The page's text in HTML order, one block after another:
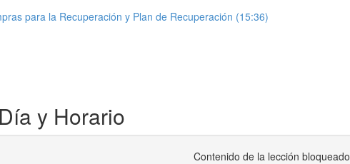
para la Recuperación y Plan de Recuperación (15:36)
y Horario
Contenido de la lección bloqueado